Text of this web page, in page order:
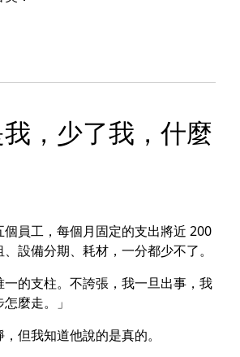
，少了我，什麼
員工，每個月固定的支出將近 200
設備分期、耗材，一分都少不了。
一的支柱。不誇張，我一旦出事，我
麼走。」
但我知道他說的是真的。